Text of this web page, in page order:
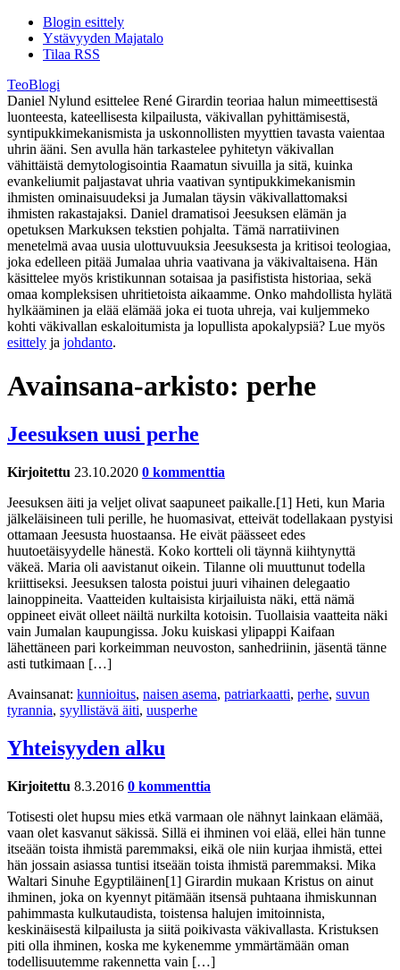
Blogin esittely
Ystävyyden Majatalo
Tilaa RSS
TeoBlogi
Daniel Nylund esittelee René Girardin teoriaa halun mimeettisestä
luonteesta, kateellisesta kilpailusta, väkivallan pyhittämisestä,
syntipukkimekanismista ja uskonnollisten myyttien tavasta vaientaa
uhrin ääni. Sen avulla hän tarkastelee pyhitetyn väkivallan
vähittäistä demytologisointia Raamatun sivuilla ja sitä, kuinka
evankeliumit paljastavat uhria vaativan syntipukkimekanismin
ihmisten ominaisuudeksi ja Jumalan täysin väkivallattomaksi
ihmisten rakastajaksi. Daniel dramatisoi Jeesuksen elämän ja
opetuksen Markuksen tekstien pohjalta. Tämä narratiivinen
menetelmä avaa uusia ulottuvuuksia Jeesuksesta ja kritisoi teologiaa,
joka edelleen pitää Jumalaa uhria vaativana ja väkivaltaisena. Hän
käsittelee myös kristikunnan sotaisaa ja pasifistista historiaa, sekä
omaa kompleksisen uhritietoista aikaamme. Onko mahdollista hylätä
hylkääminen ja elää elämää joka ei tuota uhreja, vai kuljemmeko
kohti väkivallan eskaloitumista ja lopullista apokalypsiä? Lue myös
esittely ja johdanto.
Avainsana-arkisto: perhe
Jeesuksen uusi perhe
Kirjoitettu 23.10.2020 0 kommenttia
Jeesuksen äiti ja veljet olivat saapuneet paikalle.[1] Heti, kun Maria
jälkeläisineen tuli perille, he huomasivat, etteivät todellakaan pystyisi
ottamaan Jeesusta huostaansa. He eivät päässeet edes
huutoetäisyydelle hänestä. Koko kortteli oli täynnä kiihtynyttä
väkeä. Maria oli aavistanut oikein. Tilanne oli muuttunut todella
kriittiseksi. Jeesuksen talosta poistui juuri vihainen delegaatio
lainoppineita. Vaatteiden kultaisista kirjailuista näki, että nämä
oppineet eivät olleet näiltä nurkilta kotoisin. Tuollaisia vaatteita näki
vain Jumalan kaupungissa. Joku kuiskasi ylipappi Kaifaan
lähettäneen pari korkeimman neuvoston, sanhedriinin, jäsentä tänne
asti tutkimaan […]
Avainsanat: kunnioitus, naisen asema, patriarkaatti, perhe, suvun
tyrannia, syyllistävä äiti, uusperhe
Yhteisyyden alku
Kirjoitettu 8.3.2016 0 kommenttia
Totisesti olet hupsu mies etkä varmaan ole nähnyt lainkaan elämää,
vaan olet kasvanut säkissä. Sillä ei ihminen voi elää, ellei hän tunne
itseään toista ihmistä paremmaksi, eikä ole niin kurjaa ihmistä, ettei
hän jossain asiassa tuntisi itseään toista ihmistä paremmaksi. Mika
Waltari Sinuhe Egyptiläinen[1] Girardin mukaan Kristus on ainut
ihminen, joka on kyennyt pitämään itsensä puhtaana ihmiskunnan
pahimmasta kulkutaudista, toistensa halujen imitoinnista,
keskinäisestä kilpailusta ja siitä poikivasta väkivallasta. Kristuksen
piti olla ihminen, koska me kykenemme ymmärtämään oman
todellisuutemme rakennetta vain […]